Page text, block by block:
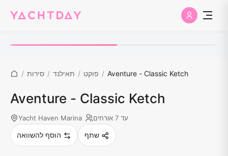
/ סירות / תאילנד / פוקט / Aventure - Classic Ketch
Aventure - Classic Ketch
Yacht Haven Marina עד 7 אורחים
הוסף להשוואה שתף